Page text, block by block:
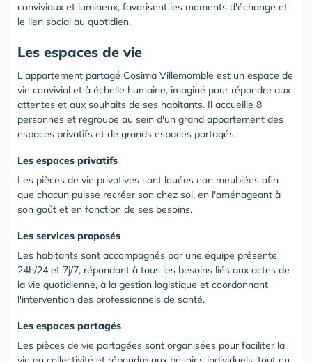
conviviaux et lumineux, favorisent les moments d'échange et
le lien social au quotidien.
Les espaces de vie
L'appartement partagé Cosima Villemomble est un espace de
vie convivial et à échelle humaine, imaginé pour répondre aux
attentes et aux souhaits de ses habitants. Il accueille 8
personnes et regroupe au sein d'un grand appartement des
espaces privatifs et de grands espaces partagés.
Les espaces privatifs
Les pièces de vie privatives sont louées non meublées afin
que chacun puisse recréer son chez soi, en l'aménageant à
son goût et en fonction de ses besoins.
Les services proposés
Les habitants sont accompagnés par une équipe présente
24h/24 et 7j/7, répondant à tous les besoins liés aux actes de
la vie quotidienne, à la gestion logistique et coordonnant
l'intervention des professionnels de santé.
Les espaces partagés
Les pièces de vie partagées sont organisées pour faciliter la